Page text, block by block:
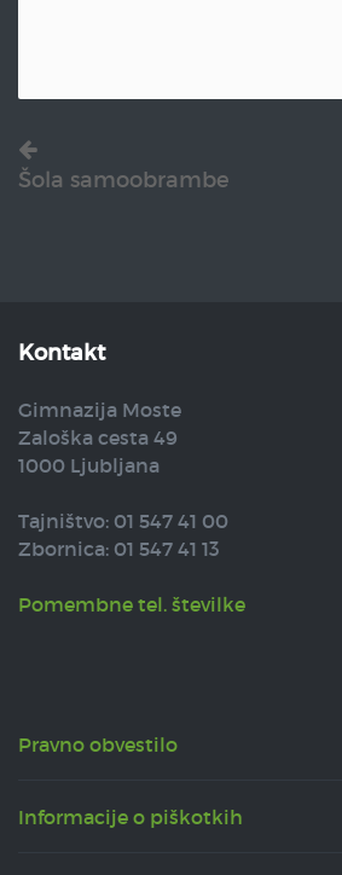
Šola samoobrambe
Kontakt
Gimnazija Moste
Zaloška cesta 49
1000 Ljubljana
Tajništvo: 01 547 41 00
Zbornica: 01 547 41 13
Pomembne tel. številke
Pravno obvestilo
Informacije o piškotkih